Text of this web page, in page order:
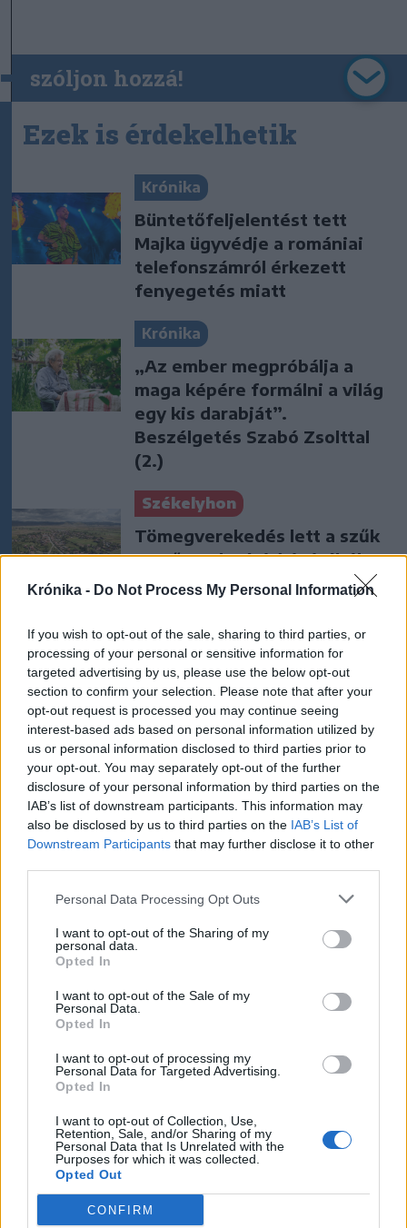
Krónika - Do Not Process My Personal Information
If you wish to opt-out of the sale, sharing to third parties, or
processing of your personal or sensitive information for
targeted advertising by us, please use the below opt-out
section to confirm your selection. Please note that after your
opt-out request is processed you may continue seeing
interest-based ads based on personal information utilized by
us or personal information disclosed to third parties prior to
your opt-out. You may separately opt-out of the further
disclosure of your personal information by third parties on the
IAB’s list of downstream participants. This information may
also be disclosed by us to third parties on the IAB’s List of
Downstream Participants that may further disclose it to other
Personal Data Processing Opt Outs
I want to opt-out of the Sharing of my
personal data.
Opted In
I want to opt-out of the Sale of my
Personal Data.
Opted In
I want to opt-out of processing my
Personal Data for Targeted Advertising.
Opted In
I want to opt-out of Collection, Use,
Retention, Sale, and/or Sharing of my
Personal Data that Is Unrelated with the
Purposes for which it was collected.
Opted Out
CONFIRM
szóljon hozzá!
Ezek is érdekelhetik
Krónika
Büntetőfeljelentést tett
Majka ügyvédje a romániai
telefonszámról érkezett
fenyegetés miatt
Krónika
„Az ember megpróbálja a
maga képére formálni a világ
egy kis darabját”.
Beszélgetés Szabó Zsolttal
(2.)
Székelyhon
Tömegverekedés lett a szűk
mezőgazdasági úti vitából
Csatószegen
Székelyhon
Életét vesztette két halász,
akiket villámcsapás ért a
Maros partján – frissítve
Székely Sport
Corbu góljától hangos a
román és a magyar sajtó,
válogatott meghívót
Nőileg
Sándor Ella: Na, indíts, s
A rovat további cikkei